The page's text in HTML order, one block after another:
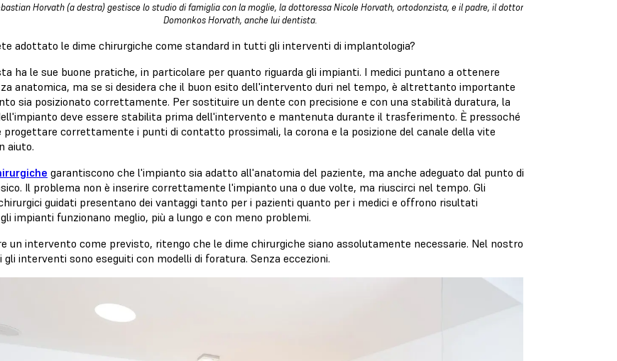
Horvath (a destra) gestisce lo studio di famiglia con la moglie, la dottoressa Nicole Horvath, ortodonzista, e il padre, il dottor
Domonkos Horvath, anche lui dentista.
adottato le dime chirurgiche come standard in tutti gli interventi di implantologia?
ha le sue buone pratiche, in particolare per quanto riguarda gli impianti. I medici puntano a ottenere
anatomica, ma se si desidera che il buon esito dell'intervento duri nel tempo, è altrettanto importante
sia posizionato correttamente. Per sostituire un dente con precisione e con una stabilità duratura, la
deve essere stabilita prima dell'intervento e mantenuta durante il trasferimento. È pressoché
progettare correttamente i punti di contatto prossimali, la corona e la posizione del canale della vite
aiuto.
garantiscono che l'impianto sia adatto all'anatomia del paziente, ma anche adeguato dal punto di
Il problema non è inserire correttamente l'impianto una o due volte, ma riuscirci nel tempo. Gli
guidati presentano dei vantaggi tanto per i pazienti quanto per i medici e offrono risultati
impianti funzionano meglio, più a lungo e con meno problemi.
un intervento come previsto, ritengo che le dime chirurgiche siano assolutamente necessarie. Nel nostro
interventi sono eseguiti con modelli di foratura. Senza eccezioni.